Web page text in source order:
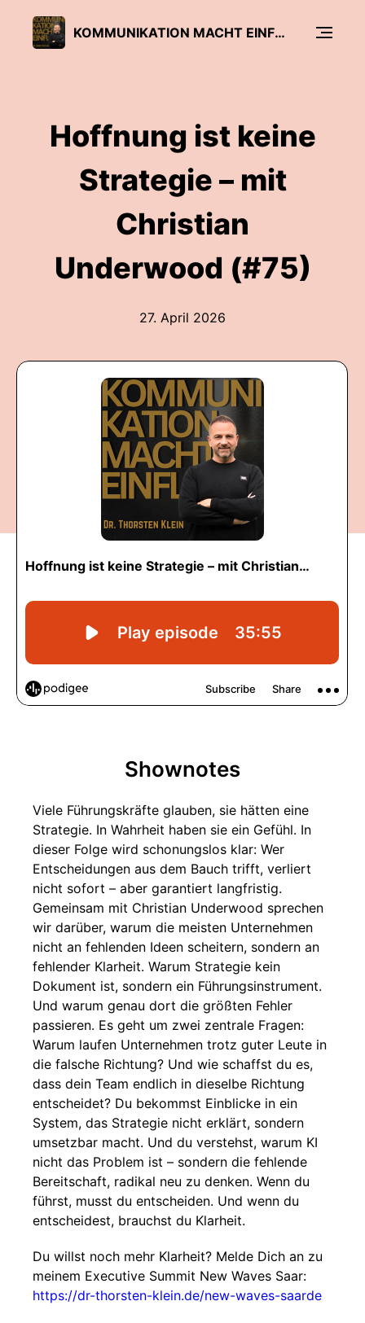
KOMMUNIKATION MACHT EINFLUSS
Hoffnung ist keine
Strategie – mit
Christian
Underwood (#75)
27. April 2026
Shownotes
Viele Führungskräfte glauben, sie hätten eine
Strategie. In Wahrheit haben sie ein Gefühl. In
dieser Folge wird schonungslos klar: Wer
Entscheidungen aus dem Bauch trifft, verliert
nicht sofort – aber garantiert langfristig.
Gemeinsam mit Christian Underwood sprechen
wir darüber, warum die meisten Unternehmen
nicht an fehlenden Ideen scheitern, sondern an
fehlender Klarheit. Warum Strategie kein
Dokument ist, sondern ein Führungsinstrument.
Und warum genau dort die größten Fehler
passieren. Es geht um zwei zentrale Fragen:
Warum laufen Unternehmen trotz guter Leute in
die falsche Richtung? Und wie schaffst du es,
dass dein Team endlich in dieselbe Richtung
entscheidet? Du bekommst Einblicke in ein
System, das Strategie nicht erklärt, sondern
umsetzbar macht. Und du verstehst, warum KI
nicht das Problem ist – sondern die fehlende
Bereitschaft, radikal neu zu denken. Wenn du
führst, musst du entscheiden. Und wenn du
entscheidest, brauchst du Klarheit.
Du willst noch mehr Klarheit? Melde Dich an zu
meinem Executive Summit New Waves Saar:
https://dr-thorsten-klein.de/new-waves-saarde